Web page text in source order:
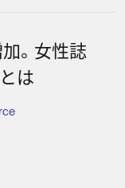
。女性誌
は